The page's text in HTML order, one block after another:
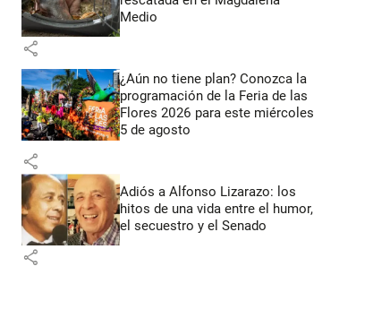
Medio
share
¿Aún no tiene plan? Conozca la
programación de la Feria de las
Flores 2026 para este miércoles
5 de agosto
share
Adiós a Alfonso Lizarazo: los
hitos de una vida entre el humor,
el secuestro y el Senado
share